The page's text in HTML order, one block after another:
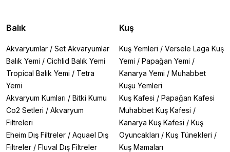
Balık
Akvaryumlar / Set Akvaryumlar
Balık Yemi / Cichlid Balık Yemi
Tropical Balık Yemi / Tetra
Yemi
Akvaryum Kumları / Bitki Kumu
Co2 Setleri / Akvaryum
Filtreleri
Eheim Dış Filtreler / Aquael Dış
Filtreler / Fluval Dış Filtreler
Kuş
Kuş Yemleri / Versele Laga Kuş
Yemi / Papağan Yemi /
Kanarya Yemi / Muhabbet
Kuşu Yemleri
Kuş Kafesi / Papağan Kafesi
Muhabbet Kuş Kafesi /
Kanarya Kuş Kafesi / Kuş
Oyuncakları / Kuş Tünekleri /
Kuş Mamaları